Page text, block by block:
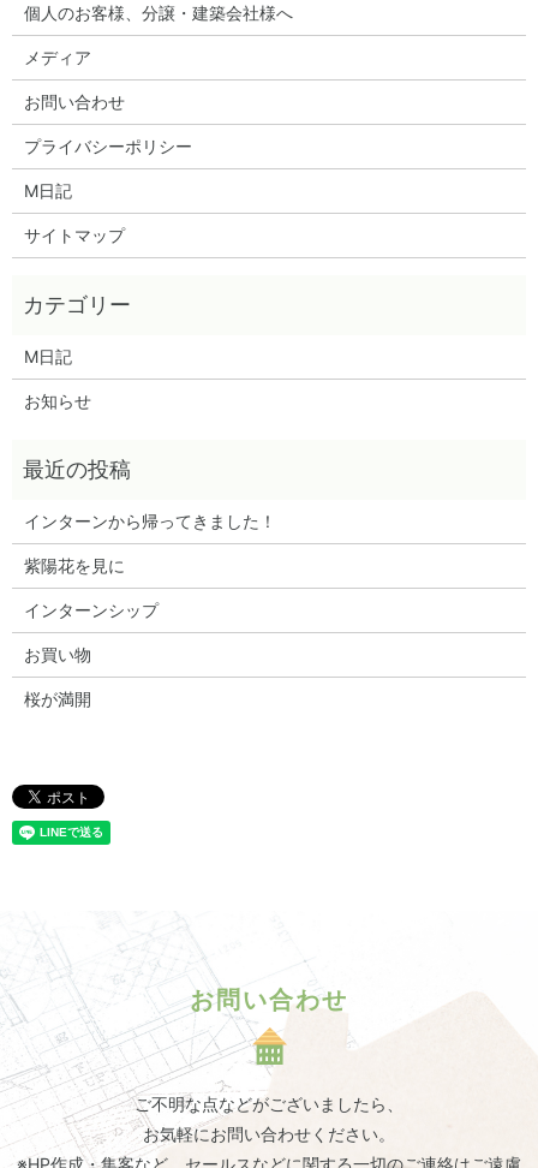
個人のお客様、分譲・建築会社様へ
メディア
お問い合わせ
プライバシーポリシー
M日記
サイトマップ
M日記
お知らせ
インターンから帰ってきました！
紫陽花を見に
インターンシップ
お買い物
桜が満開
お問い合わせ
ご不明な点などがございましたら、
お気軽にお問い合わせください。
※HP作成・集客など、セールスなどに関する一切のご連絡はご遠慮